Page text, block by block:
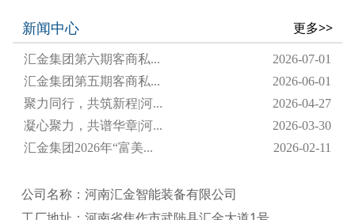
新闻中心 更多>>
汇金集团第六期客商私...
2026-07-01
汇金集团第五期客商私...
2026-06-01
聚力同行，共筑新程|河...
2026-04-27
凝心聚力，共谱华章|河...
2026-03-30
汇金集团2026年“富美...
2026-02-11
公司名称：河南汇金智能装备有限公司